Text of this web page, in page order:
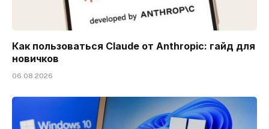
Как пользоваться Claude от Anthropic: гайд для
новичков
06.08.2026